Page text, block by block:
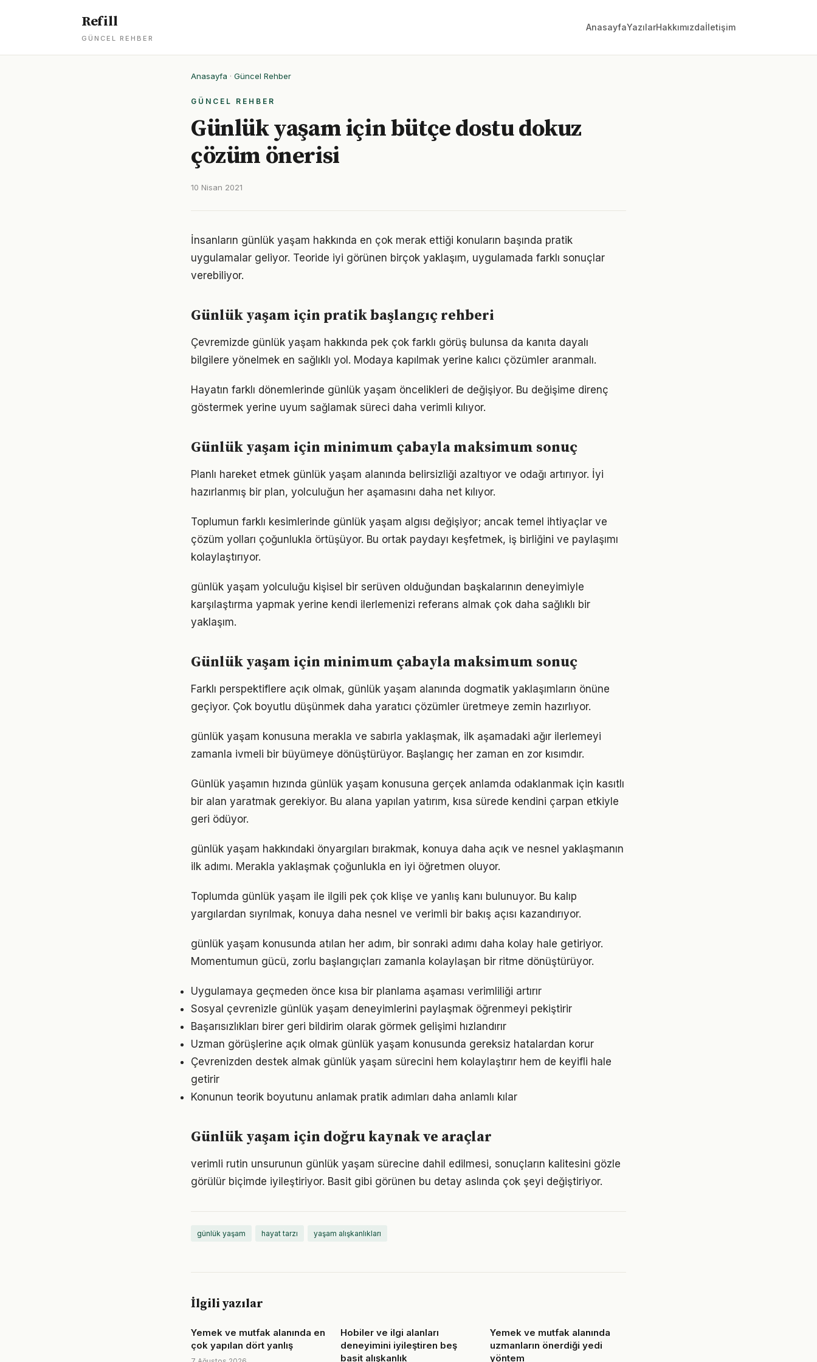
Refill
GÜNCEL REHBER
AnasayfaYazılarHakkımızdaİletişim
Anasayfa · Güncel Rehber
GÜNCEL REHBER
Günlük yaşam için bütçe dostu dokuz
çözüm önerisi
10 Nisan 2021
İnsanların günlük yaşam hakkında en çok merak ettiği konuların başında pratik
uygulamalar geliyor. Teoride iyi görünen birçok yaklaşım, uygulamada farklı sonuçlar
verebiliyor.
Günlük yaşam için pratik başlangıç rehberi
Çevremizde günlük yaşam hakkında pek çok farklı görüş bulunsa da kanıta dayalı
bilgilere yönelmek en sağlıklı yol. Modaya kapılmak yerine kalıcı çözümler aranmalı.
Hayatın farklı dönemlerinde günlük yaşam öncelikleri de değişiyor. Bu değişime direnç
göstermek yerine uyum sağlamak süreci daha verimli kılıyor.
Günlük yaşam için minimum çabayla maksimum sonuç
Planlı hareket etmek günlük yaşam alanında belirsizliği azaltıyor ve odağı artırıyor. İyi
hazırlanmış bir plan, yolculuğun her aşamasını daha net kılıyor.
Toplumun farklı kesimlerinde günlük yaşam algısı değişiyor; ancak temel ihtiyaçlar ve
çözüm yolları çoğunlukla örtüşüyor. Bu ortak paydayı keşfetmek, iş birliğini ve paylaşımı
kolaylaştırıyor.
günlük yaşam yolculuğu kişisel bir serüven olduğundan başkalarının deneyimiyle
karşılaştırma yapmak yerine kendi ilerlemenizi referans almak çok daha sağlıklı bir
yaklaşım.
Günlük yaşam için minimum çabayla maksimum sonuç
Farklı perspektiflere açık olmak, günlük yaşam alanında dogmatik yaklaşımların önüne
geçiyor. Çok boyutlu düşünmek daha yaratıcı çözümler üretmeye zemin hazırlıyor.
günlük yaşam konusuna merakla ve sabırla yaklaşmak, ilk aşamadaki ağır ilerlemeyi
zamanla ivmeli bir büyümeye dönüştürüyor. Başlangıç her zaman en zor kısımdır.
Günlük yaşamın hızında günlük yaşam konusuna gerçek anlamda odaklanmak için kasıtlı
bir alan yaratmak gerekiyor. Bu alana yapılan yatırım, kısa sürede kendini çarpan etkiyle
geri ödüyor.
günlük yaşam hakkındaki önyargıları bırakmak, konuya daha açık ve nesnel yaklaşmanın
ilk adımı. Merakla yaklaşmak çoğunlukla en iyi öğretmen oluyor.
Toplumda günlük yaşam ile ilgili pek çok klişe ve yanlış kanı bulunuyor. Bu kalıp
yargılardan sıyrılmak, konuya daha nesnel ve verimli bir bakış açısı kazandırıyor.
günlük yaşam konusunda atılan her adım, bir sonraki adımı daha kolay hale getiriyor.
Momentumun gücü, zorlu başlangıçları zamanla kolaylaşan bir ritme dönüştürüyor.
Uygulamaya geçmeden önce kısa bir planlama aşaması verimliliği artırır
Sosyal çevrenizle günlük yaşam deneyimlerini paylaşmak öğrenmeyi pekiştirir
Başarısızlıkları birer geri bildirim olarak görmek gelişimi hızlandırır
Uzman görüşlerine açık olmak günlük yaşam konusunda gereksiz hatalardan korur
Çevrenizden destek almak günlük yaşam sürecini hem kolaylaştırır hem de keyifli hale
getirir
Konunun teorik boyutunu anlamak pratik adımları daha anlamlı kılar
Günlük yaşam için doğru kaynak ve araçlar
verimli rutin unsurunun günlük yaşam sürecine dahil edilmesi, sonuçların kalitesini gözle
görülür biçimde iyileştiriyor. Basit gibi görünen bu detay aslında çok şeyi değiştiriyor.
günlük yaşam hayat tarzı yaşam alışkanlıkları
İlgili yazılar
Yemek ve mutfak alanında en
çok yapılan dört yanlış
Hobiler ve ilgi alanları
deneyimini iyileştiren beş
basit alışkanlık
Yemek ve mutfak alanında
uzmanların önerdiği yedi
yöntem